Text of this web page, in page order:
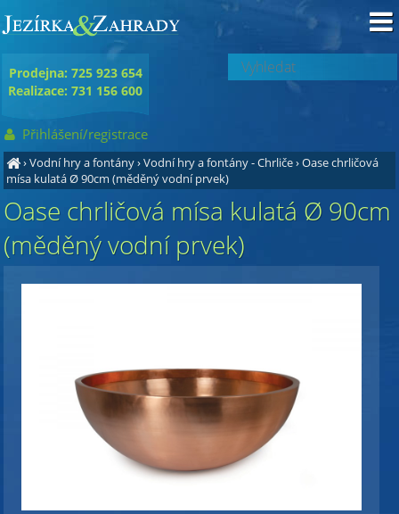
›Vodní hry a fontány›Vodní hry a fontány - Chrliče›Oase chrličová
mísa kulatá Ø 90cm (měděný vodní prvek)
Oase chrličová mísa kulatá Ø 90cm
(měděný vodní prvek)
Prodejna: 725 923 654
Realizace: 731 156 600
Přihlášení/registrace